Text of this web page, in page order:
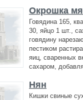
Окрошка
Говядина 165,
30, яйцо 1 шт.,
говядину
пестиком
яиц, сваренных
сахаром,
Нян
Кишки свиные